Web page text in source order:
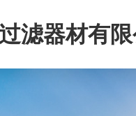
滤器材有